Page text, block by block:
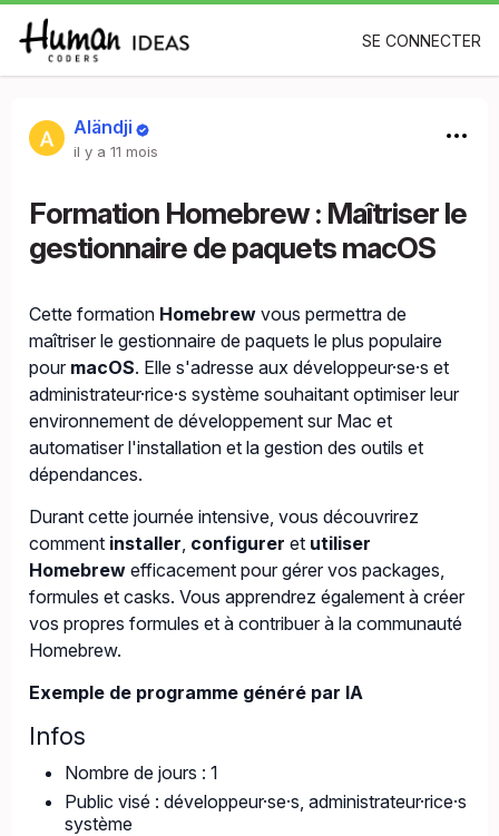
SE CONNECTER
Aländji
il y a 11 mois
Formation Homebrew : Maîtriser le
gestionnaire de paquets macOS
Cette formation Homebrew vous permettra de
maîtriser le gestionnaire de paquets le plus populaire
pour macOS. Elle s'adresse aux développeur·se·s et
administrateur·rice·s système souhaitant optimiser leur
environnement de développement sur Mac et
automatiser l'installation et la gestion des outils et
dépendances.
Durant cette journée intensive, vous découvrirez
comment installer, configurer et utiliser
Homebrew efficacement pour gérer vos packages,
formules et casks. Vous apprendrez également à créer
vos propres formules et à contribuer à la communauté
Homebrew.
Exemple de programme généré par IA
Infos
Nombre de jours : 1
Public visé : développeur·se·s, administrateur·rice·s
système